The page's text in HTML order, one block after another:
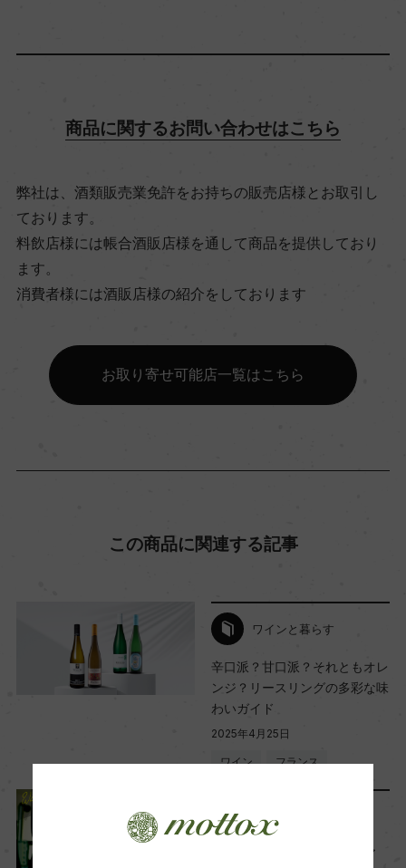
サステナブル農法, 認証無
有機JAS認証
ー
コンクール入賞歴
ー
Wine Advocate 獲得点
国内ワイン専門誌評価歴
醗酵・熟成
醗酵：ステンレスタンク
商品に関するお問い合わせはこちら
弊社は、酒類販売業免許をお持ちの販売店様とお取引し
ております。
料飲店様には帳合酒販店様を通して商品を提供しており
ます。
消費者様には酒販店様の紹介をしております
お取り寄せ可能店一覧はこちら
この商品に関連する記事
ワインと暮らす
辛口派？甘口派？それともオレ
ンジ？リースリングの多彩な味
わいガイド
2025年4月25日
ワイン フランス …
ワインと暮らす
アンプラグドなワインとリア